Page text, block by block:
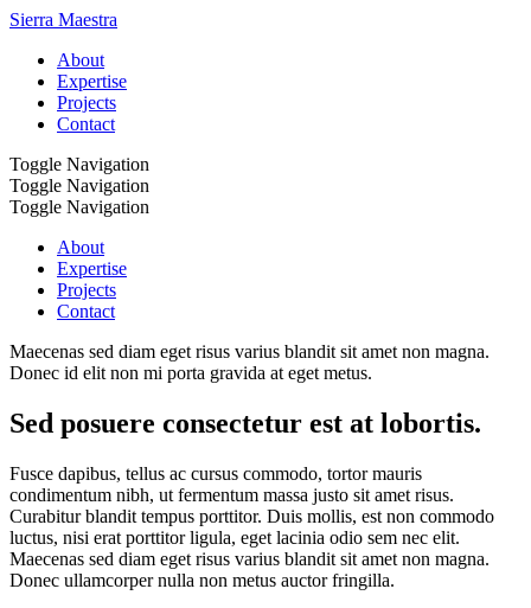
Sierra Maestra
About
Expertise
Projects
Contact
Toggle Navigation
Toggle Navigation
Toggle Navigation
About
Expertise
Projects
Contact
Maecenas sed diam eget risus varius blandit sit amet non magna.
Donec id elit non mi porta gravida at eget metus.
Sed posuere consectetur est at lobortis.
Fusce dapibus, tellus ac cursus commodo, tortor mauris
condimentum nibh, ut fermentum massa justo sit amet risus.
Curabitur blandit tempus porttitor. Duis mollis, est non commodo
luctus, nisi erat porttitor ligula, eget lacinia odio sem nec elit.
Maecenas sed diam eget risus varius blandit sit amet non magna.
Donec ullamcorper nulla non metus auctor fringilla.